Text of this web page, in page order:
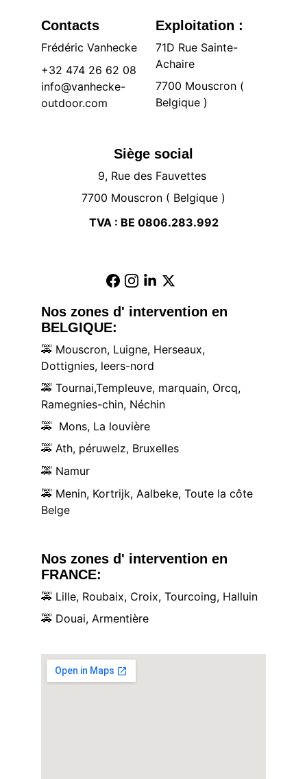
Siège social
9, Rue des Fauvettes
7700 Mouscron ( Belgique )
TVA : BE 0806.283.992
Contacts
Frédéric Vanhecke
+32 474 26 62 08
info@vanhecke-
outdoor.com
Nos zones d' intervention en
BELGIQUE:
🚕 Mouscron, Luigne, Herseaux,
Dottignies, leers-nord
🚕 Tournai,Templeuve, marquain, Orcq,
Ramegnies-chin, Néchin
🚕
  Mons, La louvière
🚕 Ath, péruwelz, Bruxelles
🚕 Namur
🚕 Menin, Kortrijk, Aalbeke, Toute la côte
Belge
Nos zones d' intervention en
FRANCE:
🚕 Lille, Roubaix, Croix, Tourcoing, Halluin
🚕 Douai, Armentière
Exploitation :
71D Rue Sainte-
Achaire
7700 Mouscron (
Belgique )